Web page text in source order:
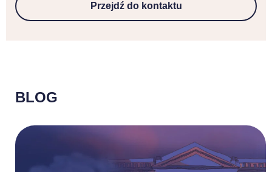
Przejdź do kontaktu
BLOG